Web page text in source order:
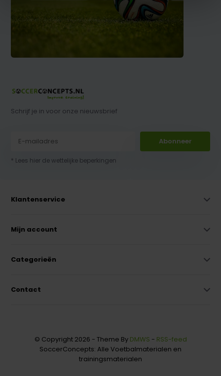
Schrijf je in voor onze nieuwsbrief
Abonneer
* Lees hier de wettelijke beperkingen
Klantenservice
Mijn account
Categorieën
Contact
© Copyright 2026 - Theme By DMWS - RSS-feed
SoccerConcepts: Alle Voetbalmaterialen en
trainingsmaterialen